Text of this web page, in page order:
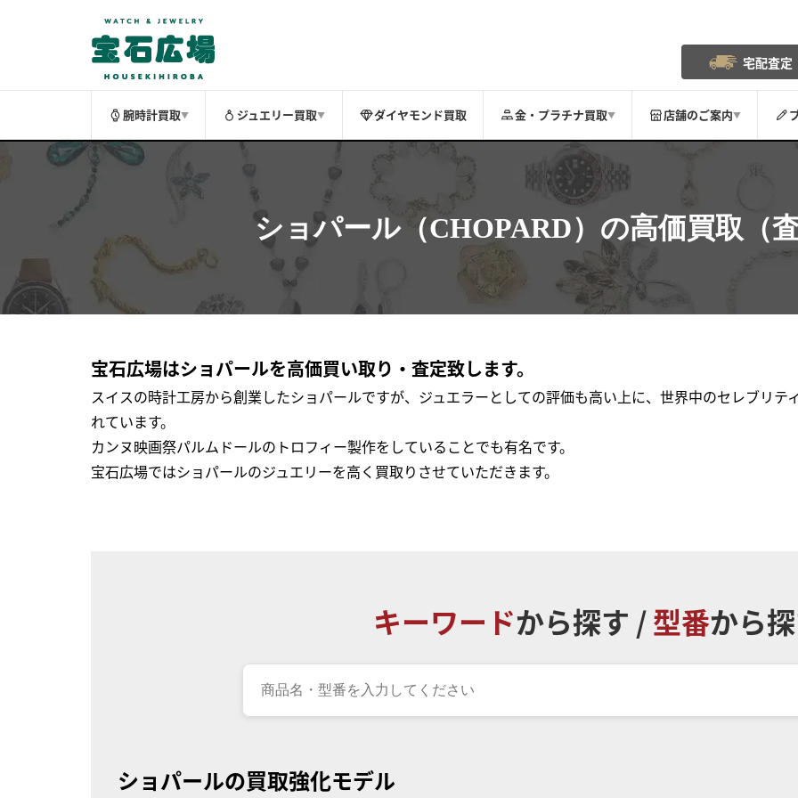
宅配査定
腕時計買取▼ ジュエリー買取▼ ダイヤモンド買取 金・プラチナ買取▼ 店舗のご案内▼
ショパール（CHOPARD）の高価買取（
宝石広場はショパールを高価買い取り・査定致します。
スイスの時計工房から創業したショパールですが、ジュエラーとしての評価も高い上に、世界中のセレブリ
れています。
カンヌ映画祭パルムドールのトロフィー製作をしていることでも有名です。
宝石広場ではショパールのジュエリーを高く買取りさせていただきます。
キーワードから探す /型番から
ショパールの買取強化モデル